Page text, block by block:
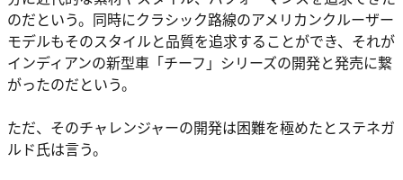
のだという。同時にクラシック路線のアメリカンクルーザー
モデルもそのスタイルと品質を追求することができ、それが
インディアンの新型車「チーフ」シリーズの開発と発売に繋
がったのだという。
ただ、そのチャレンジャーの開発は困難を極めたとステネガ
ルド氏は言う。